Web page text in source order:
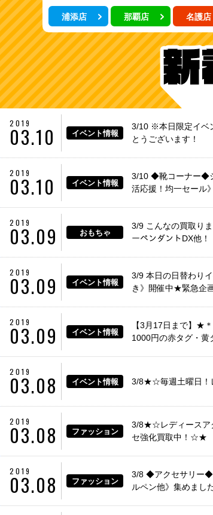
おもちゃ買取情報
POPUPPARADEシリ
ーズ大量買取しまし
様はぜひ店頭までお
越しください。
ポケカ！25THアニバ
ーサリーゴールデン
す！！ピカチュウか
わえぇ。。
M2より・・1/64ムー
ンアイズシリーズを
エコノラインなどの
人気車種です☆ ★
世界に7800個限
ブル
コード
コード
中！！
庫泡瀬
浦添店 那覇店 名護店
2019
03.10 イベント情報
3/10 ※本日限定イベ
とうございます！
2019
03.10 イベント情報
3/10 ◆靴コーナー◆
活応援！均一セール
2019
03.09 おもちゃ
3/9 こんなの買取り
ーペンダントDX他！
2019
03.09 イベント情報
3/9 本日の日替わり
き》開催中★緊急企
2019
03.09 イベント情報
【3月17日まで】★
1000円の赤タグ・黄
2019
03.08 イベント情報 3/8★☆毎週土曜日！
2019
03.08 ファッション
3/8★☆レディースア
セ強化買取中！☆★
2019
03.08 ファッション
3/8 ◆アクセサリー◆
ルペン他》集めまし